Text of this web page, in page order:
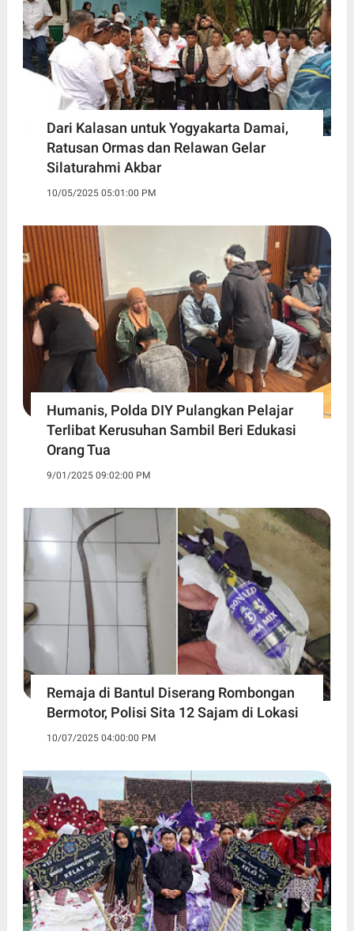
Dari Kalasan untuk Yogyakarta Damai,
Ratusan Ormas dan Relawan Gelar
Silaturahmi Akbar
10/05/2025 05:01:00 PM
Humanis, Polda DIY Pulangkan Pelajar
Terlibat Kerusuhan Sambil Beri Edukasi
Orang Tua
9/01/2025 09:02:00 PM
Remaja di Bantul Diserang Rombongan
Bermotor, Polisi Sita 12 Sajam di Lokasi
10/07/2025 04:00:00 PM